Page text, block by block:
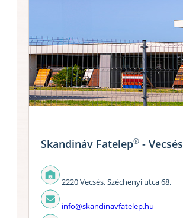
Skandináv Fatelep® - Vecsés
2220 Vecsés, Széchenyi utca 68.
info@skandinavfatelep.hu